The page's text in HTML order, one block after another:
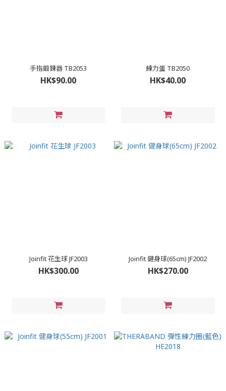
手指鍛鍊器 TB2053
HK$90.00
練力蛋 TB2050
HK$40.00
Joinfit 花生球 JF2003
HK$300.00
Joinfit 健身球(65cm) JF2002
HK$270.00